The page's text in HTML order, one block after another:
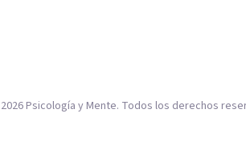
2026Psicología y Mente. Todos los derechos